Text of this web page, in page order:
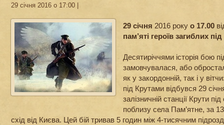
29 січня 2016 о 17:00 |
29 січня 2016 року о 17.00
пам’яті героїв загиблих
Десятиріччями історія бою
замовчувалася, або
як у закордонній, так і у
під Крутами відбувся 29
залізничній станції Крути
поблизу села Пам’ятне, за
схід від Києва. Цей бій тривав 5 годин між 4-тисячним